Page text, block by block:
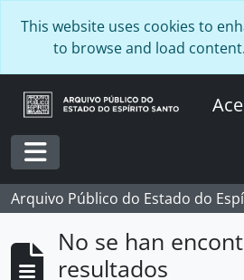
This website uses cookies to
to browse and load content.
Toggle navigation
Arquivo Público do Estado do
No se han
resultados